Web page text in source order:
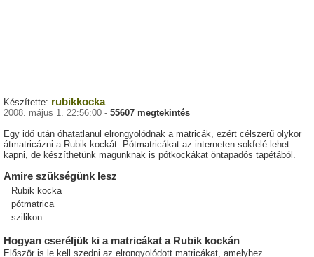
Készítette: rubikkocka
2008. május 1. 22:56:00 - 55607 megtekintés
Egy idő után óhatatlanul elrongyolódnak a matricák, ezért célszerű olykor
átmatricázni a Rubik kockát. Pótmatricákat az interneten sokfelé lehet
kapni, de készíthetünk magunknak is pótkockákat öntapadós tapétából.
Amire szükségünk lesz
Rubik kocka
pótmatrica
szilikon
Hogyan cseréljük ki a matricákat a Rubik kockán
Először is le kell szedni az elrongyolódott matricákat, amelyhez